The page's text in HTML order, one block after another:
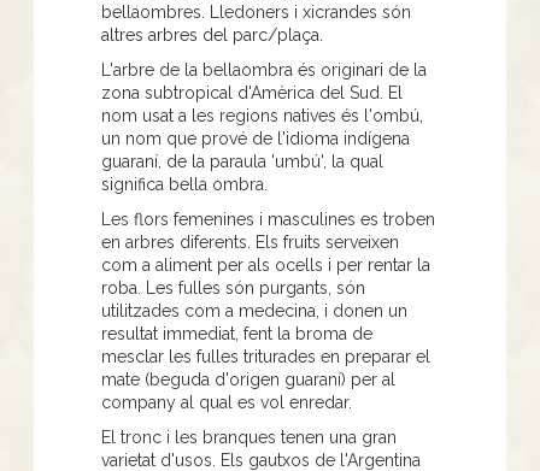
bellaombres. Lledoners i xicrandes són
altres arbres del parc/plaça.
L'arbre de la bellaombra és originari de la
zona subtropical d'Amèrica del Sud. El
nom usat a les regions natives és l'ombú,
un nom que prové de l'idioma indígena
guaraní, de la paraula 'umbú', la qual
significa bella ombra.
Les flors femenines i masculines es troben
en arbres diferents. Els fruits serveixen
com a aliment per als ocells i per rentar la
roba. Les fulles són purgants, són
utilitzades com a medecina, i donen un
resultat immediat, fent la broma de
mesclar les fulles triturades en preparar el
mate (beguda d'origen guaraní) per al
company al qual es vol enredar.
El tronc i les branques tenen una gran
varietat d'usos. Els gautxos de l'Argentina